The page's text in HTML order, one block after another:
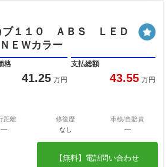
ブ１１０ ＡＢＳ ＬＥＤ
ＥＷカラー
格
41.25 万円
支払総額
43.55 万円
距離
―
修復歴
なし
車検/自賠責
―
【無料】電話問い合わせ